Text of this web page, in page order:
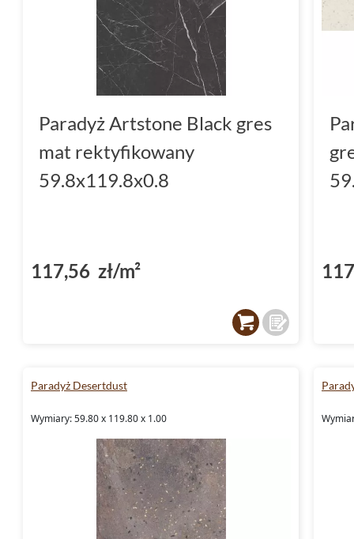
Paradyż Artstone Black gres
mat rektyfikowany
59.8x119.8x0.8
117,56 zł/m²
Paradyż Desertdust
Wymiary: 59.80 x 119.80 x 1.00